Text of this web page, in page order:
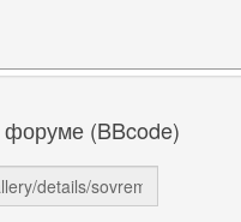
форуме (BBcode)